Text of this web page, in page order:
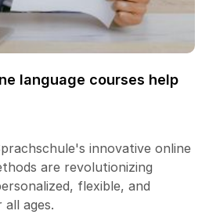
language courses help
innovative online
are revolutionizing
flexible, and
ages.